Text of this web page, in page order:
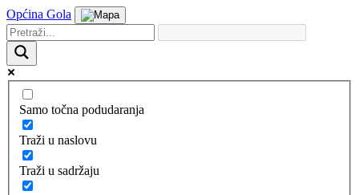
Općina Gola
Samo točna podudaranja
Traži u naslovu
Traži u sadržaju